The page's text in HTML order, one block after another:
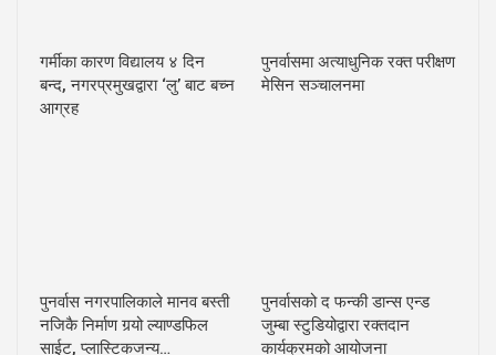
गर्मीका कारण विद्यालय ४ दिन
बन्द, नगरप्रमुखद्वारा ‘लु’ बाट बच्न
आग्रह
पुनर्वासमा अत्याधुनिक रक्त परीक्षण
मेसिन सञ्चालनमा
पुनर्वास नगरपालिकाले मानव बस्ती
नजिकै निर्माण गर्‍यो ल्याण्डफिल
साईट, प्लास्टिकजन्य…
पुनर्वासको द फन्की डान्स एन्ड
जुम्बा स्टुडियोद्वारा रक्तदान
कार्यक्रमको आयोजना